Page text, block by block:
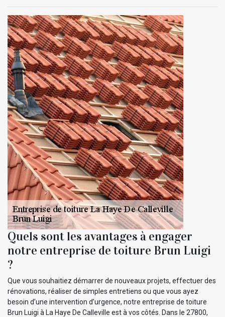
Quels sont les avantages à engager
notre entreprise de toiture Brun Luigi
?
Que vous souhaitiez démarrer de nouveaux projets, effectuer des
rénovations, réaliser de simples entretiens ou que vous ayez
besoin d’une intervention d’urgence, notre entreprise de toiture
Brun Luigi à La Haye De Calleville est à vos côtés. Dans le 27800,